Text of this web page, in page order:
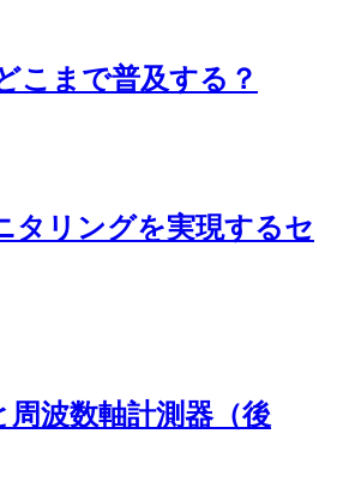
こまで普及する？
タリングを実現するセ
周波数軸計測器（後